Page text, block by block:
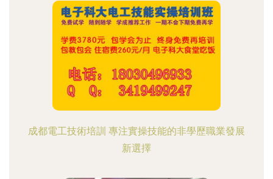
成都電工技術培訓 專注實操技能的非學歷職業發展
新選擇